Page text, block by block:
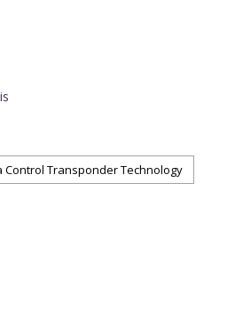
Transponder Technology